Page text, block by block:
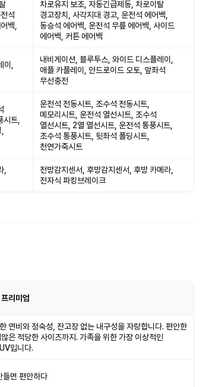
석
백,
차로유지 보조, 자동긴급제동, 차로이탈
경고장치, 사각지대 경고, 운전석 에어백,
동승석 에어백, 운전석 무릎 에어백, 사이드
에어백, 커튼 에어백
,
내비게이션, 블루투스, 와이드 디스플레이,
애플 카플레이, 안드로이드 오토, 앞좌석
무선충전
트,
운전석 전동시트, 조수석 전동시트,
메모리시트, 운전석 열선시트, 조수석
열선시트, 2열 열선시트, 운전석 통풍시트,
조수석 통풍시트, 뒷좌석 폴딩시트,
천연가죽시트
,
전방감지센서, 후방감지센서, 후방 카메라,
전자식 파킹브레이크
리미엄
연비와 정숙성, 잔고장 없는 내구성을 자랑합니다. 편안한
은 적당한 사이즈까지. 가족을 위한 가장 이상적인
입니다.
들면 편안하다